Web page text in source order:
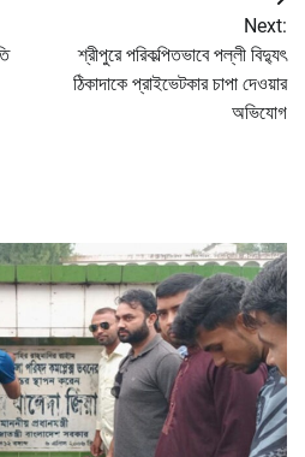
Next:
শ্রীপুরে পরিকল্পিতভাবে পল্লী বিদ্যুৎ
ঠিকাদাকে প্রাইভেটকার চাপা দেওয়ার
অভিযোগ